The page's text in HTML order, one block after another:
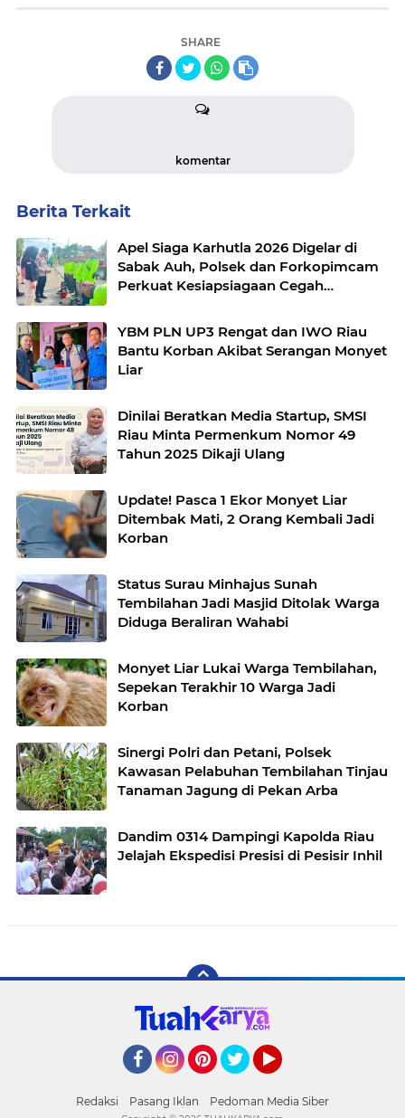
SHARE
komentar
Berita Terkait
Apel Siaga Karhutla 2026 Digelar di
Sabak Auh, Polsek dan Forkopimcam
Perkuat Kesiapsiagaan Cegah
YBM PLN UP3 Rengat dan IWO Riau
Bantu Korban Akibat Serangan Monyet
Liar
Dinilai Beratkan Media Startup, SMSI
Riau Minta Permenkum Nomor 49
Tahun 2025 Dikaji Ulang
Update! Pasca 1 Ekor Monyet Liar
Ditembak Mati, 2 Orang Kembali Jadi
Korban
Status Surau Minhajus Sunah
Tembilahan Jadi Masjid Ditolak Warga
Diduga Beraliran Wahabi
Monyet Liar Lukai Warga Tembilahan,
Sepekan Terakhir 10 Warga Jadi
Korban
Sinergi Polri dan Petani, Polsek
Kawasan Pelabuhan Tembilahan Tinjau
Tanaman Jagung di Pekan Arba
Dandim 0314 Dampingi Kapolda Riau
Jelajah Ekspedisi Presisi di Pesisir Inhil
Redaksi Pasang Iklan Pedoman Media Siber